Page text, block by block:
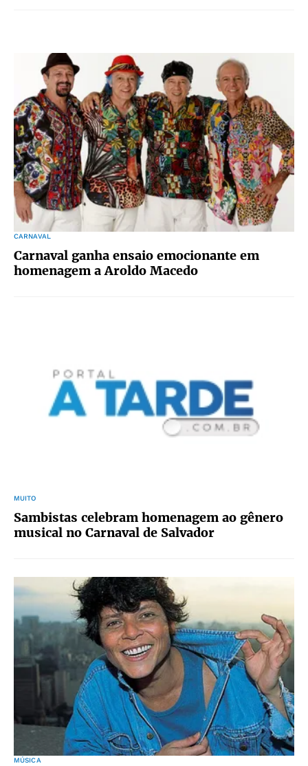
CARNAVAL
Carnaval ganha ensaio emocionante em
homenagem a Aroldo Macedo
MUITO
Sambistas celebram homenagem ao gênero
musical no Carnaval de Salvador
MÚSICA